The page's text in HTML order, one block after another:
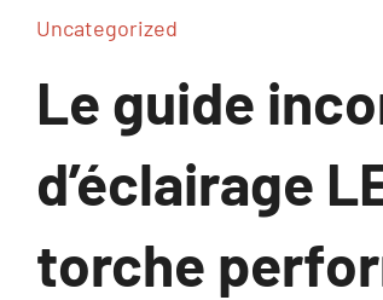
Uncategorized
Le guide
d’éclairage
torche